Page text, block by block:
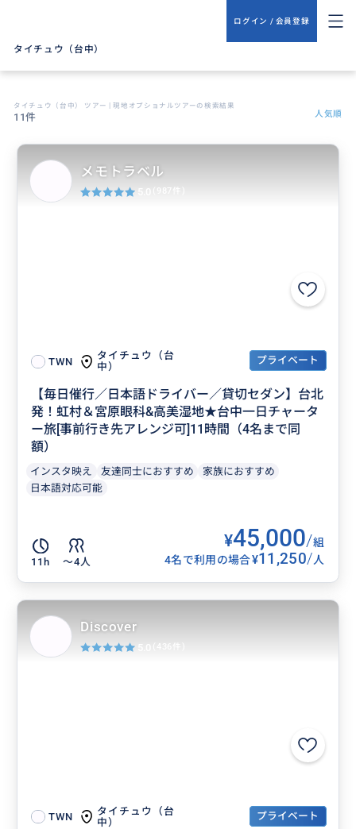
ログイン / 会員登録
タイチュウ（台中）
タイチュウ（台中） ツアー | 現地オプショナルツアーの検索結果
11件 人気順
TWN
タイチュウ（台
中）
プライベート
【毎日催行／日本語ドライバー／貸切セダン】台北
発！虹村＆宮原眼科&高美湿地★台中一日チャータ
ー旅[事前行き先アレンジ可]11時間（4名まで同
額）
インスタ映え 友達同士におすすめ
家族におすすめ
日本語対応可能
11h 〜4人
¥45,000/組
4名で利用の場合¥11,250/人
メモトラベル
5.0 (987件)
TWN
タイチュウ（台
中）
プライベート
Discover
5.0 (436件)